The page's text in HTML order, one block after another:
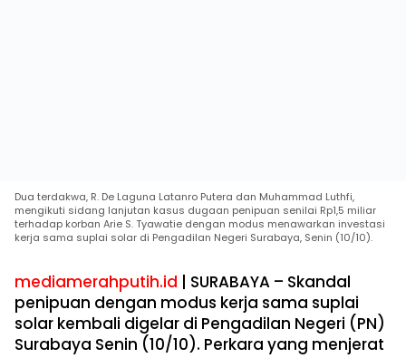
Dua terdakwa, R. De Laguna Latanro Putera dan Muhammad Luthfi,
mengikuti sidang lanjutan kasus dugaan penipuan senilai Rp1,5 miliar
terhadap korban Arie S. Tyawatie dengan modus menawarkan investasi
kerja sama suplai solar di Pengadilan Negeri Surabaya, Senin (10/10).
mediamerahputih.id | SURABAYA – Skandal
penipuan dengan modus kerja sama suplai
solar kembali digelar di Pengadilan Negeri (PN)
Surabaya Senin (10/10). Perkara yang menjerat